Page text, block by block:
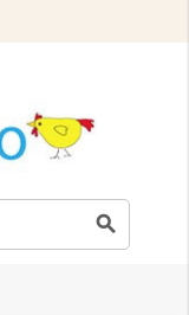
search